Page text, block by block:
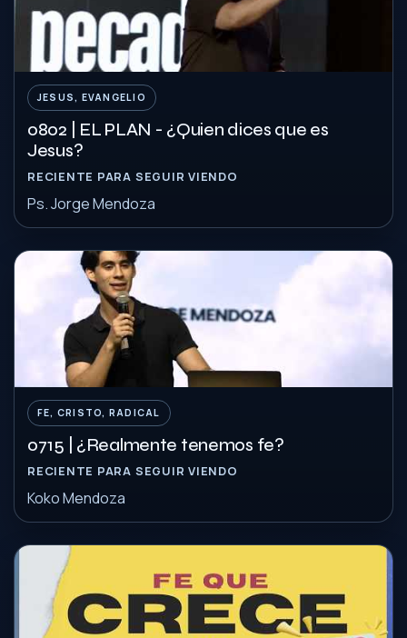
JESUS, EVANGELIO
0802 | EL PLAN - ¿Quien dices que es
Jesus?
RECIENTE PARA SEGUIR VIENDO
Ps. Jorge Mendoza
FE, CRISTO, RADICAL
0715 | ¿Realmente tenemos fe?
RECIENTE PARA SEGUIR VIENDO
Koko Mendoza